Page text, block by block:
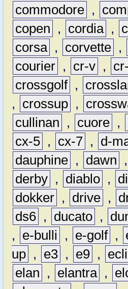
commodore ,
copen
, cordia ,
corsa , corvette ,
courier , cr-v ,
crossgolf ,
,
crossup ,
cullinan
, cuore ,
cx-5 , cx-7 , d-
dauphine , dawn ,
derby , diablo ,
dokker , drive ,
ds6 , ducato ,
,
e-bulli , e-golf ,
up , e3 , e9 ,
elan
, elantra ,